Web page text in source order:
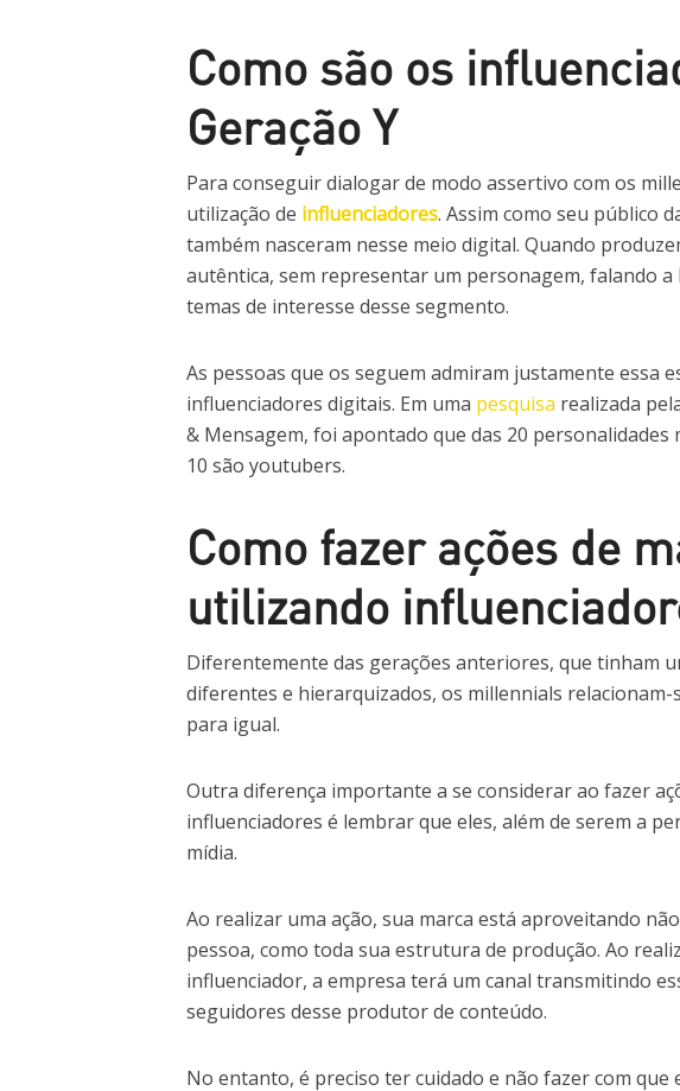
Como são os
Geração Y
Para conseguir dialogar de modo assertivo com os
utilização de influenciadores. Assim como seu público
também nasceram nesse meio digital. Quando
autêntica, sem representar um personagem, falando
temas de interesse desse segmento.
As pessoas que os seguem admiram justamente essa
influenciadores digitais. Em uma pesquisa realizada
& Mensagem, foi apontado que das 20
10 são youtubers.
Como fazer ações de
utilizando
Diferentemente das gerações anteriores, que tinham
diferentes e hierarquizados, os millennials
para igual.
Outra diferença importante a se considerar ao fazer
influenciadores é lembrar que eles, além de serem a
mídia.
Ao realizar uma ação, sua marca está aproveitando
pessoa, como toda sua estrutura de produção. Ao
influenciador, a empresa terá um canal transmitindo
seguidores desse produtor de conteúdo.
No entanto, é preciso ter cuidado e não fazer com que